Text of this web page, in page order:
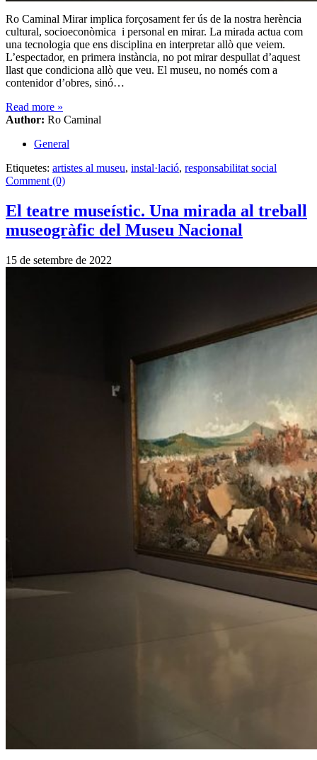
Ro Caminal Mirar implica forçosament fer ús de la nostra herència
cultural, socioeconòmica i personal en mirar. La mirada actua com
una tecnologia que ens disciplina en interpretar allò que veiem.
L’espectador, en primera instància, no pot mirar despullat d’aquest
llast que condiciona allò que veu. El museu, no només com a
contenidor d’obres, sinó…
Read more »
Author: Ro Caminal
General
Etiquetes: artistes al museu, instal·lació, responsabilitat social
Comment (0)
El teatre museístic. Una mirada al treball
museogràfic del Museu Nacional
15 de setembre de 2022